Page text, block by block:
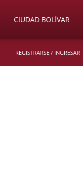
CIUDAD BOLÍVAR
REGISTRARSE / INGRESAR